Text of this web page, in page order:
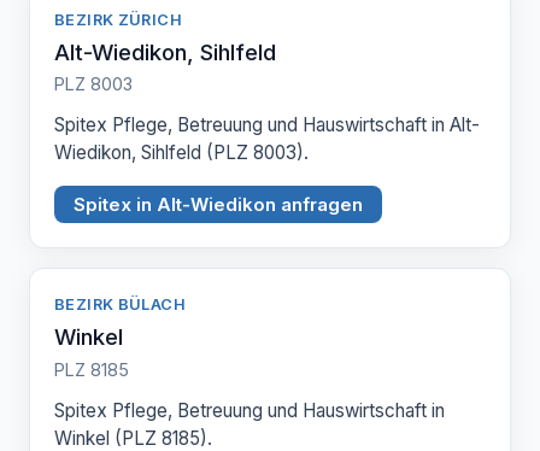
BEZIRK ZÜRICH
Alt-Wiedikon, Sihlfeld
PLZ 8003
Spitex Pflege, Betreuung und Hauswirtschaft in Alt-
Wiedikon, Sihlfeld (PLZ 8003).
Spitex in Alt-Wiedikon anfragen
BEZIRK BÜLACH
Winkel
PLZ 8185
Spitex Pflege, Betreuung und Hauswirtschaft in
Winkel (PLZ 8185).